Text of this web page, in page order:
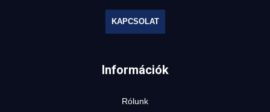
KAPCSOLAT
Információk
Rólunk